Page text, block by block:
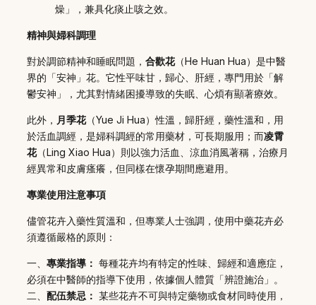
燥」，兼具化痰止咳之效。
精神與婦科調理
對於調節精神和睡眠問題， 合歡花（He Huan Hua）是中醫
界的「安神」花。它性平味甘，歸心、肝經，專門用於「解
鬱安神」，尤其對情緒困擾導致的失眠、心煩有顯著療效。
此外， 月季花（Yue Ji Hua）性溫，歸肝經，藥性溫和，用
於活血調經，是婦科調經的常用藥材，可長期服用；而凌霄
花（Ling Xiao Hua）則以強力活血、涼血消風著稱，治療月
經異常和皮膚瘙癢，但同樣在懷孕期間應避用。
專業使用注意事項
儘管花卉入藥性質溫和，但專業人士強調，使用中藥花卉必
須遵循嚴格的原則：
一、 專業指導： 每種花卉均有特定的性味、歸經和適應症，
必須在中醫師的指導下使用，依據個人體質「辨證施治」。
二、 配伍禁忌： 某些花卉不可與特定藥物或食材同時使用，